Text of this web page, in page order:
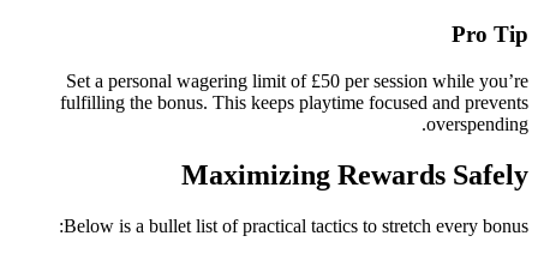
Pro Tip
Set a personal wagering limit of £50 per session while you’re
fulfilling the bonus. This keeps playtime focused and prevents
overspending.
Maximizing Rewards Safely
Below is a bullet list of practical tactics to stretch every bonus: